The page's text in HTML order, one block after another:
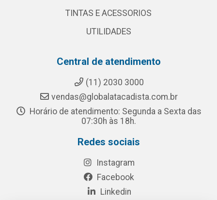
TINTAS E ACESSORIOS
UTILIDADES
Central de atendimento
(11) 2030 3000
vendas@globalatacadista.com.br
Horário de atendimento: Segunda a Sexta das
07:30h às 18h.
Redes sociais
Instagram
Facebook
Linkedin